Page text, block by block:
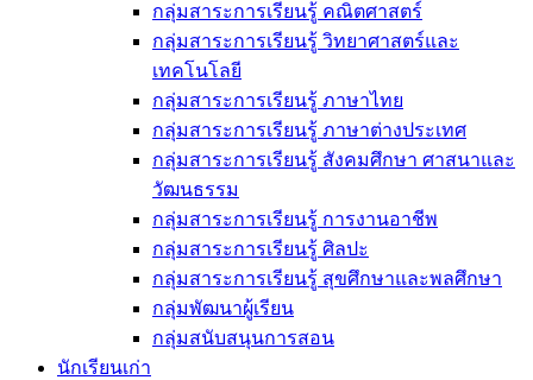
กลุ่มสาระการเรียนรู้ คณิตศาสตร์
กลุ่มสาระการเรียนรู้ วิทยาศาสตร์และ
เทคโนโลยี
กลุ่มสาระการเรียนรู้ ภาษาไทย
กลุ่มสาระการเรียนรู้ ภาษาต่างประเทศ
กลุ่มสาระการเรียนรู้ สังคมศึกษา ศาสนาและ
วัฒนธรรม
กลุ่มสาระการเรียนรู้ การงานอาชีพ
กลุ่มสาระการเรียนรู้ ศิลปะ
กลุ่มสาระการเรียนรู้ สุขศึกษาและพลศึกษา
กลุ่มพัฒนาผู้เรียน
กลุ่มสนับสนุนการสอน
นักเรียนเก่า